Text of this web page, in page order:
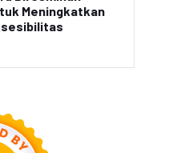
Meningkatkan